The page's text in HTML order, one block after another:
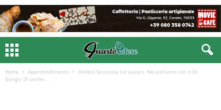
Home Approfondimento
(Video) Sicurezza sul Lavoro. Ne parliamo con il Dr.
Giorgio Di Leone...